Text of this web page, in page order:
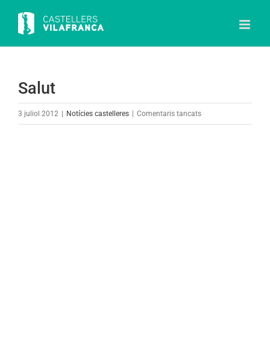
content
Salut
3 juliol 2012 Notícies castelleres Comentaris tancatsa